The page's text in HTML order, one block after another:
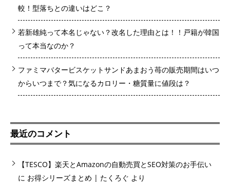
較！型落ちとの違いはどこ？
若新雄純って本名じゃない？改名した理由とは！！戸籍が韓国
って本当なのか？
ファミマバタービスケットサンドあまおう苺の販売期間はいつ
からいつまで？気になるカロリー・糖質量に値段は？
最近のコメント
【TESCO】楽天とAmazonの自動売買とSEO対策のお手伝い
に お得シリーズまとめ | たくろぐ より